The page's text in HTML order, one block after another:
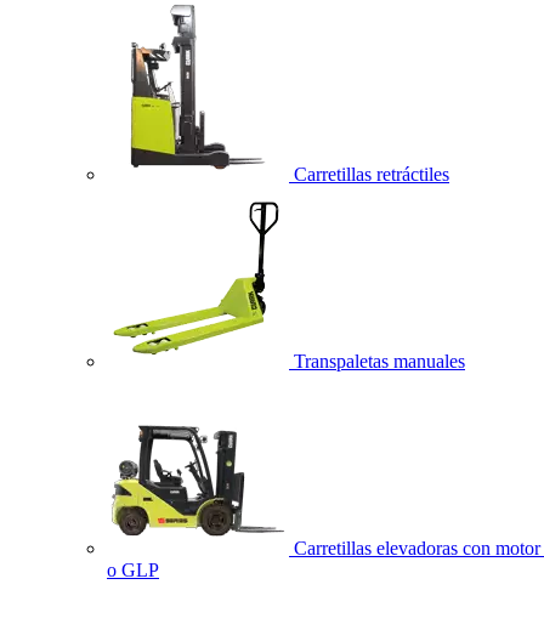
Carretillas retráctiles
Transpaletas manuales
Carretillas elevadoras con motor
o GLP